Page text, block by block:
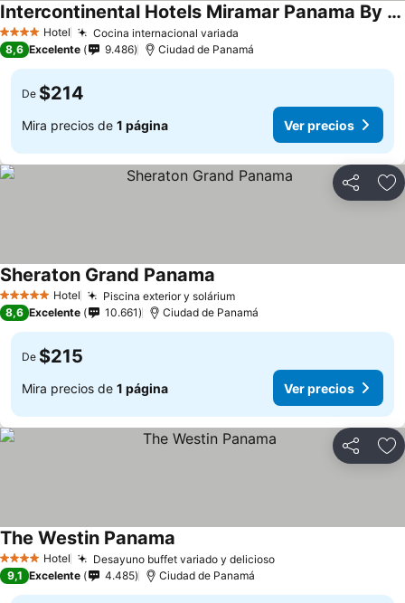
4 EstrellasHotel Cocina internacional variada
Intercontinental Hotels Miramar Panama By Ihg
8,6 Excelente 9.486 Ciudad de Panamá
De $214
Mira precios de 1 página Ver precios
Compartir
5 Estrellas Hotel Piscina exterior y solárium
Sheraton Grand Panama
8,6 Excelente 10.661 Ciudad de Panamá
De $215
Mira precios de 1 página Ver precios
Compartir
4 EstrellasHotel Desayuno buffet variado y delicioso
The Westin Panama
9,1 Excelente 4.485 Ciudad de Panamá